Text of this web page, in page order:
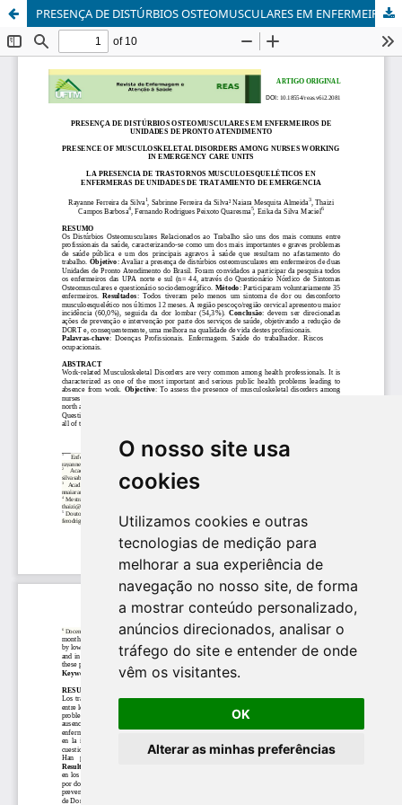
O nosso site usa
cookies
Utilizamos cookies e outras
tecnologias de medição para
melhorar a sua experiência de
navegação no nosso site, de forma
a mostrar conteúdo personalizado,
anúncios direcionados, analisar o
tráfego do site e entender de onde
vêm os visitantes.
OK
Alterar as minhas preferências
PRESENÇA DE DISTÚRBIOS OSTEOMUSCULARES EM ENFERMEIROS DE UNIDADES DE PRONTO ATENDIMENTO